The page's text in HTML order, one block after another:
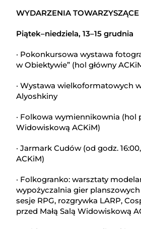
WYDARZENIA TOWARZYSZĄCE
Piątek–niedziela, 13–15 grudnia
· Pokonkursowa wystawa
w Obiektywie” (hol główny
· Wystawa wielkoformatowych
Alyoshkiny
· Folkowa wymiennikownia (hol
Widowiskową ACKiM)
· Jarmark Cudów (od godz.
ACKiM)
· Folkogranko: warsztaty
wypożyczalnia gier
sesje RPG, rozgrywka LARP,
przed Małą Salą Widowiskową